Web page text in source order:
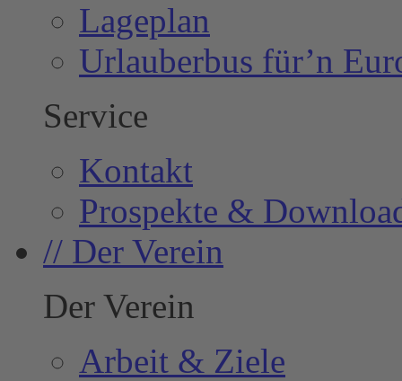
Lageplan
Urlauberbus für’n
Service
Kontakt
Prospekte &
// Der Verein
Der Verein
Arbeit & Ziele